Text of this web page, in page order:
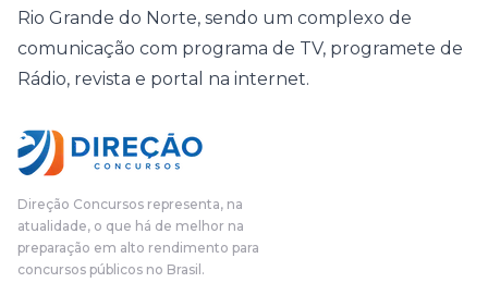
Rio Grande do Norte, sendo um complexo de
comunicação com programa de TV, programete de
Rádio, revista e portal na internet.
Direção Concursos representa, na
atualidade, o que há de melhor na
preparação em alto rendimento para
concursos públicos no Brasil.